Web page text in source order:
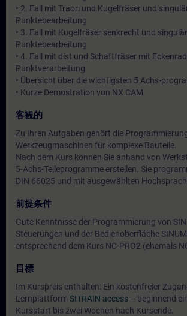
• 2. Fall mit Traori und Kugelfräser und
Punktebearbeitung
• 3. Fall mit Kugelfräser senkrecht und
Punktebearbeitung
• 4. Fall mit dist und Schaftfräser mit
Punktverarbeitung
• Übersicht über die wichtigsten 5 Achs-
• Kurze Demostration von NX CAM
客観的
Zu Ihren Aufgaben gehört die
Werkzeugmaschinen für komplexe Bauteile.
Nach dem Kurs können Sie anhand von
5-Achs-Teileprogramme erstellen. Sie
DIN 66025 und mit ausgewählten
前提条件
Gute Kenntnisse der Programmierung von
Steuerungen und der Bedienoberfläche
entsprechend dem Kurs NC-PRO2 (ehemals
目標
Im Kurspreis enthalten: Ein kostenfreier
Lernplattform SITRAIN access – beginnend
Kursstart bis zwei Wochen nach Kursende.